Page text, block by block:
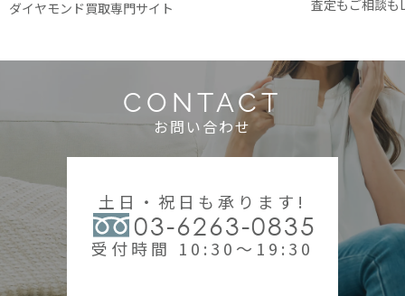
ダイヤモンド買取専門サイト 査定もご相談も
CONTACT
お問い合わせ
土日・祝日も承ります!
03-6263-0835
受付時間 10:30～19:30